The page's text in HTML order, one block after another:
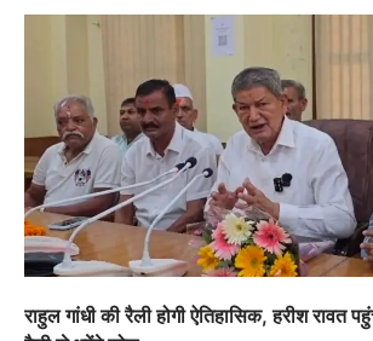
राहुल गांधी की रैली होगी ऐतिहासिक, हरीश रावत
अल्मोड़ा उत्तराखण्ड कुमाऊं
तुला सिंह तड़ियाल की पुस्तक
सफर’ का भव्य विमोचन,
इतिहास को सहेजने का
उत्तराखंड के सामाजिक और